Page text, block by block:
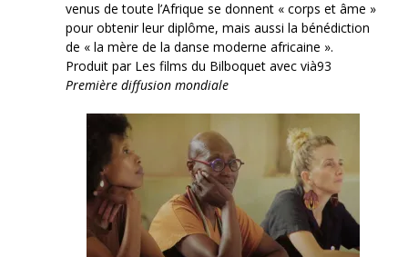
venus de toute l’Afrique se donnent « corps et âme »
pour obtenir leur diplôme, mais aussi la bénédiction
de « la mère de la danse moderne africaine ».
Produit par Les films du Bilboquet avec vià93
Première diffusion mondiale